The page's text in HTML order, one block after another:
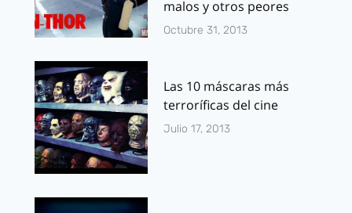
malos y otros peores
Octubre 31, 2013
Las 10 máscaras más
terroríficas del cine
Julio 17, 2013